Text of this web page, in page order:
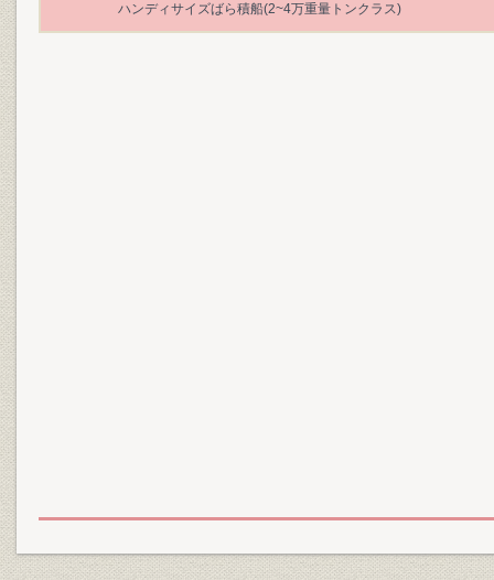
ハンディサイズばら積船(2~4万重量トンクラス)